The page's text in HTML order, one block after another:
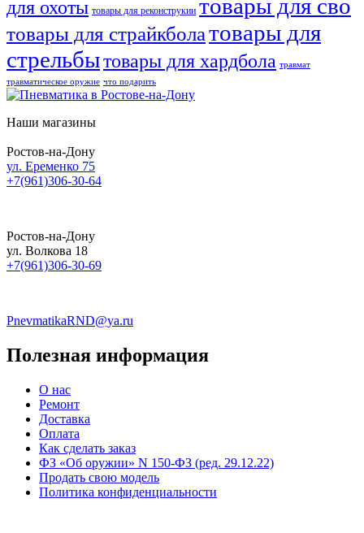
для охоты товары для реконструкии товары для сво
товары для страйкболатовары для
стрельбытовары для хардбола травмат
травматическое оружие что подарить
Наши магазины
Ростов-на-Дону
ул. Еременко 75
+7(961)306-30-64
Ростов-на-Дону
ул. Волкова 18
+7(961)306-30-69
PnevmatikaRND@ya.ru
Полезная информация
О нас
Ремонт
Доставка
Оплата
Как сделать заказ
ФЗ «Об оружии» N 150-ФЗ (ред. 29.12.22)
Продать свою модель
Политика конфиденциальности